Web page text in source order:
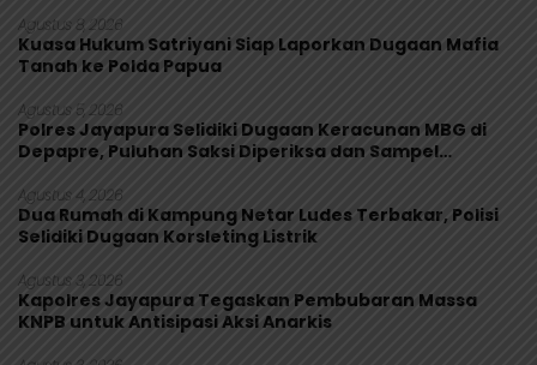
Agustus 8, 2026
Kuasa Hukum Satriyani Siap Laporkan Dugaan Mafia
Tanah ke Polda Papua
Agustus 5, 2026
Polres Jayapura Selidiki Dugaan Keracunan MBG di
Depapre, Puluhan Saksi Diperiksa dan Sampel
Agustus 4, 2026
Dua Rumah di Kampung Netar Ludes Terbakar, Polisi
Selidiki Dugaan Korsleting Listrik
Agustus 3, 2026
Kapolres Jayapura Tegaskan Pembubaran Massa
KNPB untuk Antisipasi Aksi Anarkis